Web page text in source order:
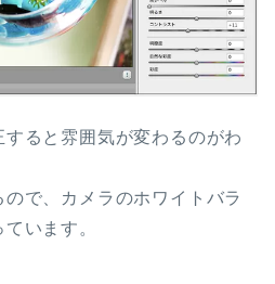
ると雰囲気が変わるのがわ
で、カメラのホワイトバラ
います。